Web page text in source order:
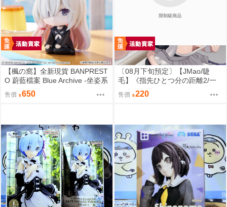
【楓の窩】全新現貨 BANPREST
O 蔚藍檔案 Blue Archive -坐姿系
列- 星奈【日版】
售價 650
限制級商品
〔08月下旬預定〕【JMao/睫
毛】《指先ひとつ分の距離2/一
個指尖的距離2》B5/26P黑白內
頁/繁體中文/無修正⬢黑市兔－睫
カ 鬼方カヨコ 鬼方佳世子) FF47
售價 220